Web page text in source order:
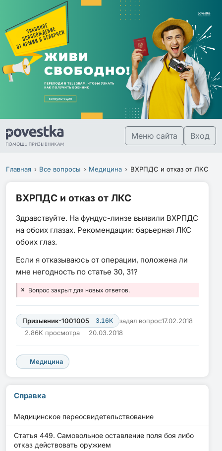
Меню сайта Вход
Главная Все вопросы Медицина ВХРПДС и отказ от ЛКС
ВХРПДС и отказ от ЛКС
Здравствуйте. На фундус-линзе выявили ВХРПДС
на обоих глазах. Рекомендации: барьерная ЛКС
обоих глаз.
Если я отказываюсь от операции, положена ли
мне негодность по статье 30, 31?
Вопрос закрыт для новых ответов.
Призывник-1001005 3.16K задал вопрос17.02.2018
2.86K просмотра
20.03.2018
Медицина
Справка
Медицинское переосвидетельствование
Статья 449. Самовольное оставление поля боя либо
отказ действовать оружием